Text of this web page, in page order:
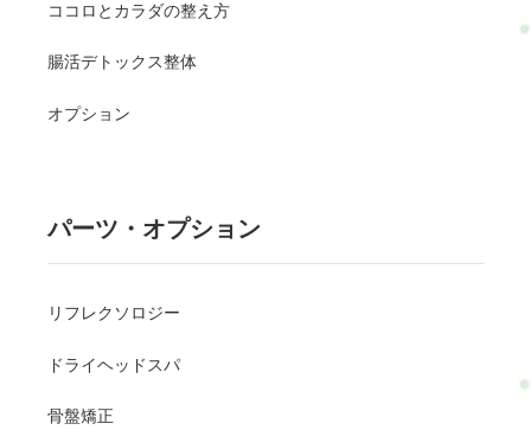
ココロとカラダの整え方
腸活デトックス整体
オプション
パーツ・オプション
リフレクソロジー
ドライヘッドスパ
骨盤矯正